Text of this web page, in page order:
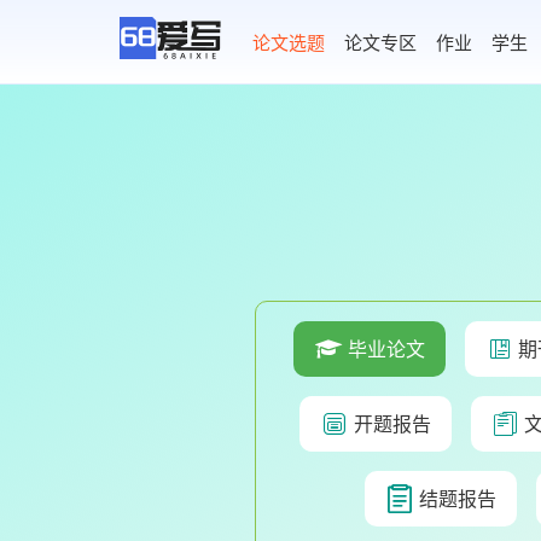
AI论文写作 论文选题 论文专区 作业 学生
毕业论文
开题报告
结题报告